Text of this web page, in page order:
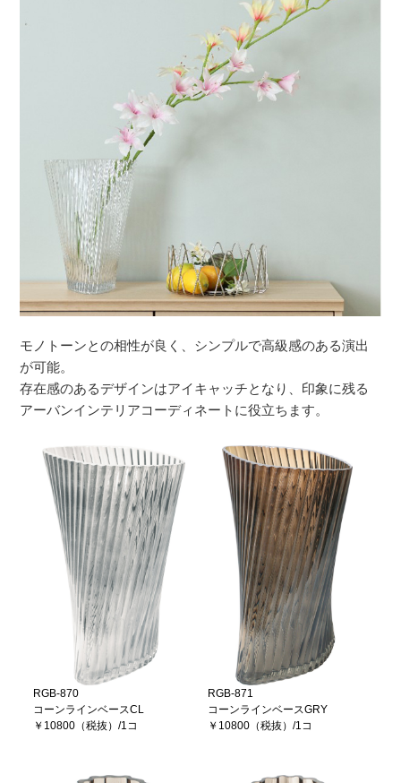
モノトーンとの相性が良く、シンプルで高級感のある演出
が可能。
存在感のあるデザインはアイキャッチとなり、印象に残る
アーバンインテリアコーディネートに役立ちます。
RGB-870
コーンラインベースCL
￥10800（税抜）/1コ
RGB-871
コーンラインベースGRY
￥10800（税抜）/1コ